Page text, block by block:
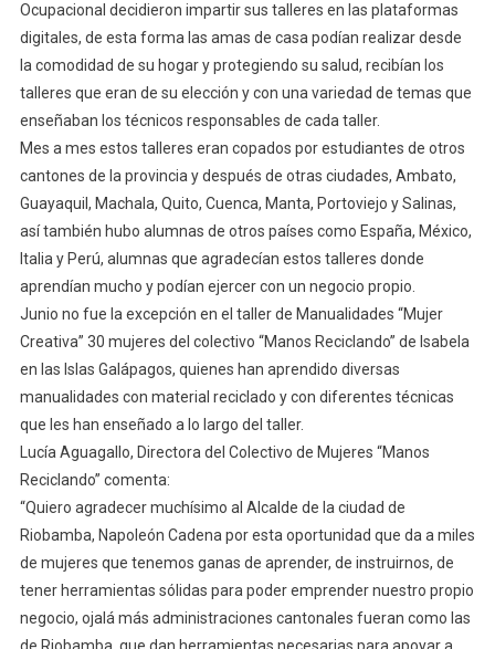
Ocupacional decidieron impartir sus talleres en las plataformas
digitales, de esta forma las amas de casa podían realizar desde
la comodidad de su hogar y protegiendo su salud, recibían los
talleres que eran de su elección y con una variedad de temas que
enseñaban los técnicos responsables de cada taller.
Mes a mes estos talleres eran copados por estudiantes de otros
cantones de la provincia y después de otras ciudades, Ambato,
Guayaquil, Machala, Quito, Cuenca, Manta, Portoviejo y Salinas,
así también hubo alumnas de otros países como España, México,
Italia y Perú, alumnas que agradecían estos talleres donde
aprendían mucho y podían ejercer con un negocio propio.
Junio no fue la excepción en el taller de Manualidades “Mujer
Creativa” 30 mujeres del colectivo “Manos Reciclando” de Isabela
en las Islas Galápagos, quienes han aprendido diversas
manualidades con material reciclado y con diferentes técnicas
que les han enseñado a lo largo del taller.
Lucía Aguagallo, Directora del Colectivo de Mujeres “Manos
Reciclando” comenta:
“Quiero agradecer muchísimo al Alcalde de la ciudad de
Riobamba, Napoleón Cadena por esta oportunidad que da a miles
de mujeres que tenemos ganas de aprender, de instruirnos, de
tener herramientas sólidas para poder emprender nuestro propio
negocio, ojalá más administraciones cantonales fueran como las